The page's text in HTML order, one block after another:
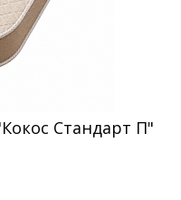
Стандарт П"